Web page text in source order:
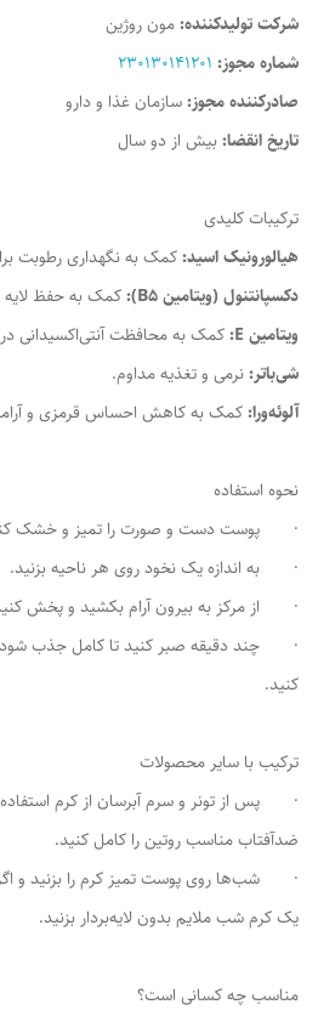
شرکت تولیدکننده:مون روژین
شماره مجوز: 230130141201
صادرکننده مجوز:سازمان غذا و دارو
تاریخ انقضا:بیش از دو سال
ترکیبات کلیدی
هیالورونیک اسید:کمک به نگهداری رطوبت
دکسپانتنول (ویتامین B5):
کمک به حفظ
ویتامین E:
کمک به محافظت آنتی‌اکسیدانی در
شی‌باتر:نرمی و تغذیه مداوم.
آلوئه‌ورا:کمک به کاهش احساس قرمزی و
نحوه استفاده
· پوست دست و صورت را تمیز و خشک
· به اندازه یک نخود روی هر ناحیه بزنید.
· از مرکز به بیرون آرام بکشید و پخش
· چند دقیقه صبر کنید تا کامل جذب شود؛
کنید.
ترکیب با سایر محصولات
· پس از تونر و سرم آبرسان از کرم
ضدآفتاب مناسب روتین را کامل کنید.
· شب‌ها روی پوست تمیز کرم را بزنید و
یک کرم شب ملایم بدون لایه‌بردار بزنید.
مناسب چه کسانی است؟